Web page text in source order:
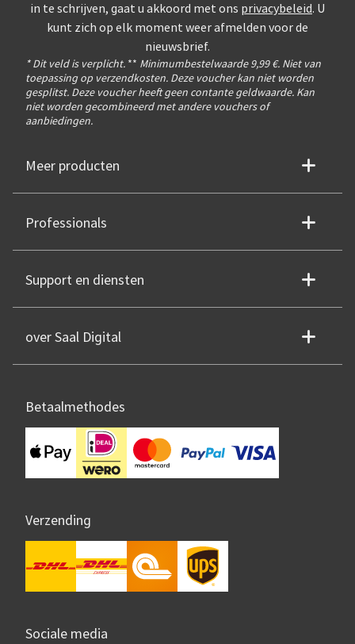
in te schrijven, gaat u akkoord met ons privacybeleid. U
kunt zich op elk moment weer afmelden voor de
nieuwsbrief.
* Dit veld is verplicht. ** Minimumbestelwaarde 9,99 €. Niet van
toepassing op verzendkosten. Deze voucher kan niet worden
gesplitst. Deze voucher heeft geen contante geldwaarde. Kan
niet worden gecombineerd met andere vouchers of
aanbiedingen.
Meer producten
Professionals
Support en diensten
over Saal Digital
Betaalmethodes
Verzending
Sociale media